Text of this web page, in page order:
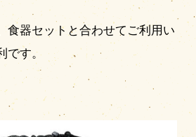
食器セットと合わせてご利用い
です。